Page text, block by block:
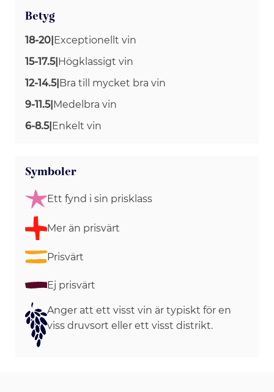
Betyg
18-20|Exceptionellt vin
15-17.5|Högklassigt vin
12-14.5|Bra till mycket bra vin
9-11.5|Medelbra vin
6-8.5|Enkelt vin
Symboler
Ett fynd i sin prisklass
Mer än prisvärt
Prisvärt
Ej prisvärt
Anger att ett visst vin är typiskt för en
viss druvsort eller ett visst distrikt.